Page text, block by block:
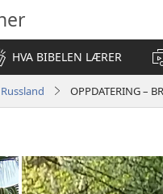
HVA BIBELEN LÆRER
Russland OPPDATERING –